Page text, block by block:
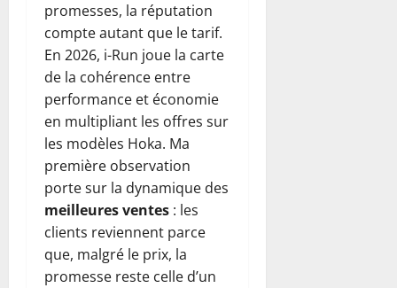
promesses, la réputation
compte autant que le tarif.
En 2026, i-Run joue la carte
de la cohérence entre
performance et économie
en multipliant les offres sur
les modèles Hoka. Ma
première observation
porte sur la dynamique des
meilleures ventes : les
clients reviennent parce
que, malgré le prix, la
promesse reste celle d’un